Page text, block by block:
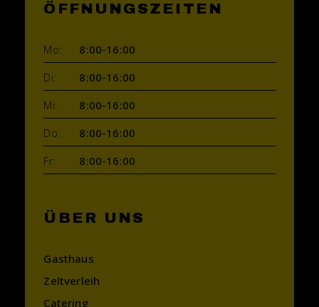
ÖFFNUNGSZEITEN
Mo:
8:00-16:00
Di:
8:00-16:00
Mi:
8:00-16:00
Do:
8:00-16:00
Fr:
8:00-16:00
ÜBER UNS
Gasthaus
Zeltverleih
Catering